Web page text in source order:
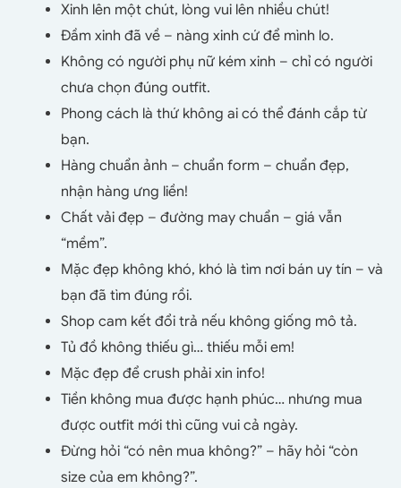
Xinh lên một chút, lòng vui lên nhiều chút!
Đầm xinh đã về – nàng xinh cứ để mình lo.
Không có người phụ nữ kém xinh – chỉ có người
chưa chọn đúng outfit.
Phong cách là thứ không ai có thể đánh cắp từ
bạn.
Hàng chuẩn ảnh – chuẩn form – chuẩn đẹp,
nhận hàng ưng liền!
Chất vải đẹp – đường may chuẩn – giá vẫn
“mềm”.
Mặc đẹp không khó, khó là tìm nơi bán uy tín – và
bạn đã tìm đúng rồi.
Shop cam kết đổi trả nếu không giống mô tả.
Tủ đồ không thiếu gì… thiếu mỗi em!
Mặc đẹp để crush phải xin info!
Tiền không mua được hạnh phúc… nhưng mua
được outfit mới thì cũng vui cả ngày.
Đừng hỏi “có nên mua không?” – hãy hỏi “còn
size của em không?”.